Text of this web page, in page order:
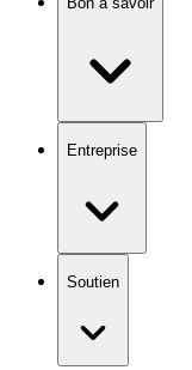
Entreprise
Soutien